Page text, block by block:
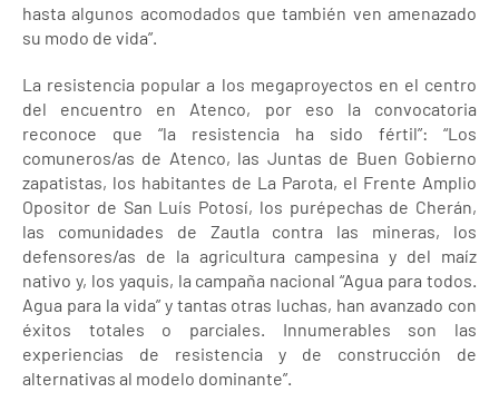
hasta algunos acomodados que también ven amenazado
su modo de vida”.
La resistencia popular a los megaproyectos en el centro
del encuentro en Atenco, por eso la convocatoria
reconoce que “la resistencia ha sido fértil”: “Los
comuneros/as de Atenco, las Juntas de Buen Gobierno
zapatistas, los habitantes de La Parota, el Frente Amplio
Opositor de San Luís Potosí, los purépechas de Cherán,
las comunidades de Zautla contra las mineras, los
defensores/as de la agricultura campesina y del maíz
nativo y, los yaquis, la campaña nacional “Agua para todos.
Agua para la vida” y tantas otras luchas, han avanzado con
éxitos totales o parciales. Innumerables son las
experiencias de resistencia y de construcción de
alternativas al modelo dominante”.